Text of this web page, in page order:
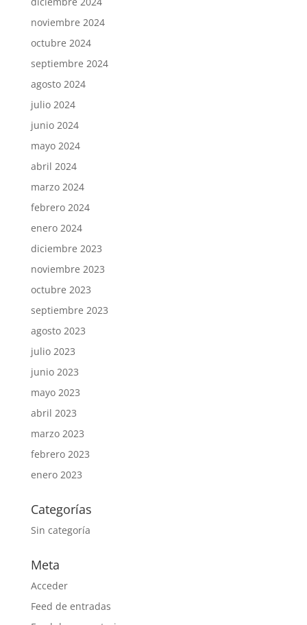
noviembre 2024
octubre 2024
septiembre 2024
agosto 2024
julio 2024
junio 2024
mayo 2024
abril 2024
marzo 2024
febrero 2024
enero 2024
diciembre 2023
noviembre 2023
octubre 2023
septiembre 2023
agosto 2023
julio 2023
junio 2023
mayo 2023
abril 2023
marzo 2023
febrero 2023
enero 2023
Categorías
Sin categoría
Meta
Acceder
Feed de entradas